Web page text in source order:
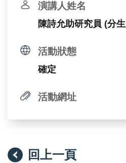
演講人姓名
陳詩允助研究員 (分
活動狀態
確定
活動網址
回上一頁